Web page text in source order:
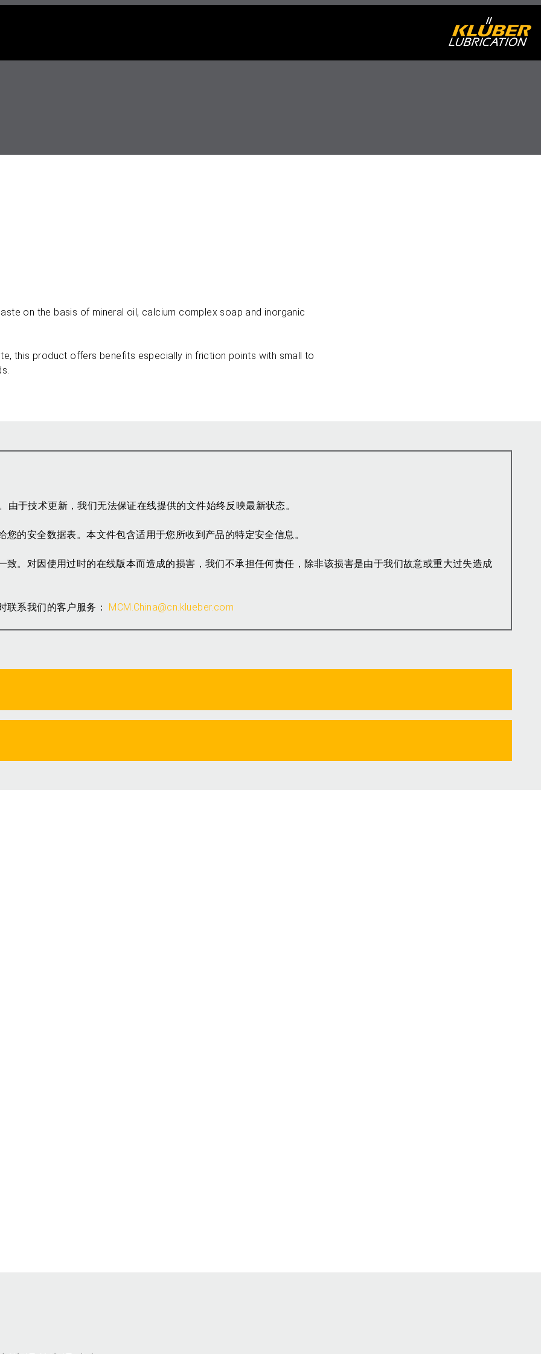
on the basis of mineral oil, calcium complex soap and inorganic
this product offers benefits especially in friction points with small to
于技术更新，我们无法保证在线提供的文件始终反映最新状态。
的安全数据表。本文件包含适用于您所收到产品的特定安全信息。
。对因使用过时的在线版本而造成的损害，我们不承担任何责任，除非该损害是由于我们故意或重大过失造成
联系我们的客户服务： MCM.China@cn.klueber.com